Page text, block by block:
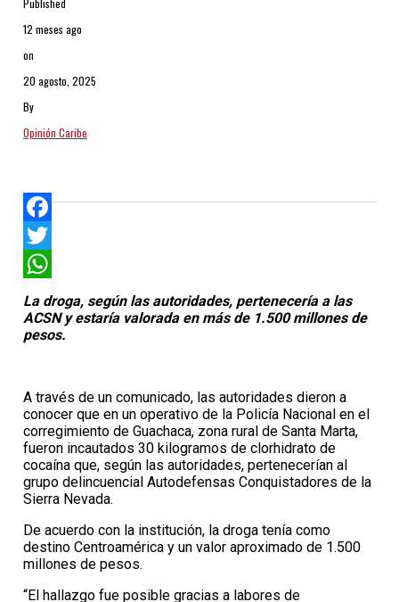
Published
12 meses ago
on
20 agosto, 2025
By
Opinión Caribe
Facebook
Twitter
WhatsApp
La droga, según las autoridades, pertenecería a las
ACSN y estaría valorada en más de 1.500 millones de
pesos.
A través de un comunicado, las autoridades dieron a
conocer que en un operativo de la Policía Nacional en el
corregimiento de Guachaca, zona rural de Santa Marta,
fueron incautados 30 kilogramos de clorhidrato de
cocaína que, según las autoridades, pertenecerían al
grupo delincuencial Autodefensas Conquistadores de la
Sierra Nevada.
De acuerdo con la institución, la droga tenía como
destino Centroamérica y un valor aproximado de 1.500
millones de pesos.
“El hallazgo fue posible gracias a labores de